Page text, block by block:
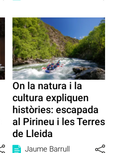
On la natura i la
cultura expliquen
històries: escapada
al Pirineu i les Terres
de Lleida
Jaume Barrull